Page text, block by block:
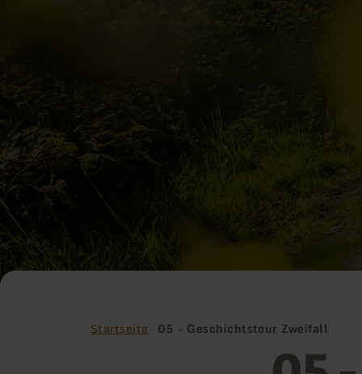
Startseite 05 - Geschichtstour Zweifall